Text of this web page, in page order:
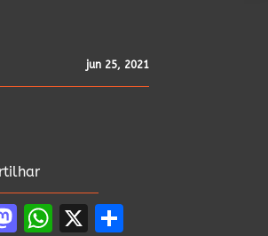
jun 25, 2021
Mastodon
WhatsApp
X